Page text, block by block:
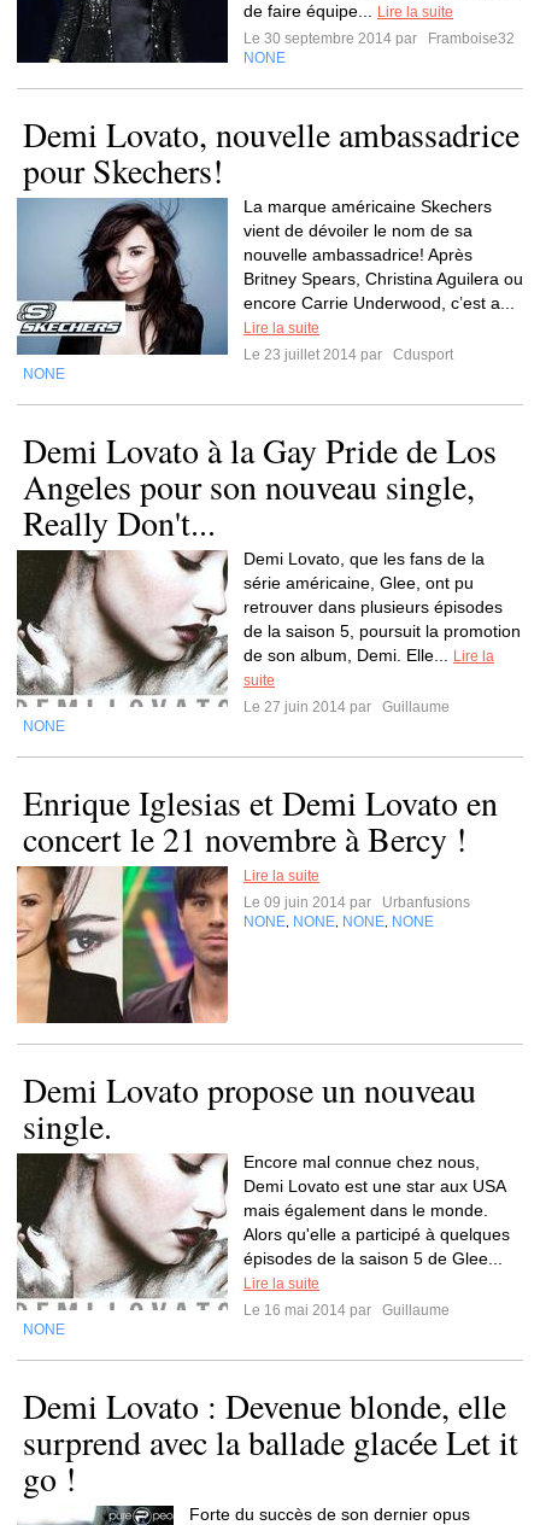
de faire équipe...
Lire la suite
Le 30 septembre 2014 par
Framboise32
NONE
Demi Lovato, nouvelle ambassadrice
pour Skechers!
La marque américaine Skechers
vient de dévoiler le nom de sa
nouvelle ambassadrice! Après
Britney Spears, Christina Aguilera ou
encore Carrie Underwood, c’est a...
Lire la suite
Le 23 juillet 2014 par
Cdusport
NONE
Demi Lovato à la Gay Pride de Los
Angeles pour son nouveau single,
Really Don't...
Demi Lovato, que les fans de la
série américaine, Glee, ont pu
retrouver dans plusieurs épisodes
de la saison 5, poursuit la promotion
de son album, Demi. Elle...
Lire la
suite
Le 27 juin 2014 par
Guillaume
NONE
Enrique Iglesias et Demi Lovato en
concert le 21 novembre à Bercy !
Lire la suite
Le 09 juin 2014 par
Urbanfusions
NONE NONE NONE NONE
Demi Lovato propose un nouveau
single.
Encore mal connue chez nous,
Demi Lovato est une star aux USA
mais également dans le monde.
Alors qu'elle a participé à quelques
épisodes de la saison 5 de Glee...
Lire la suite
Le 16 mai 2014 par
Guillaume
NONE
Demi Lovato : Devenue blonde, elle
surprend avec la ballade glacée Let it
go !
Forte du succès de son dernier opus